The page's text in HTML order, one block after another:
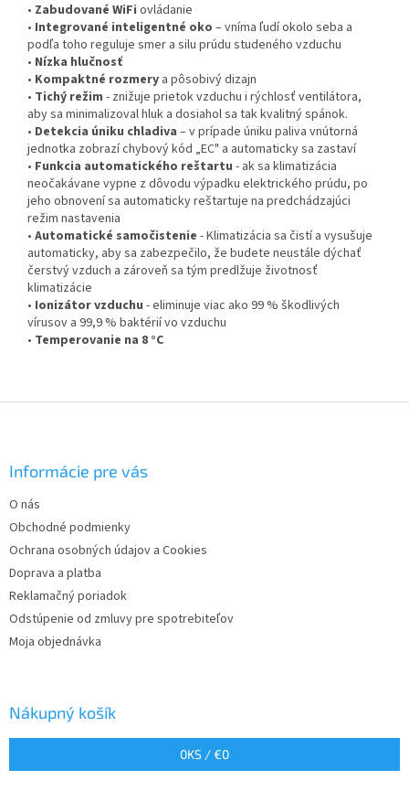
• Zabudované WiFi ovládanie
• Integrované inteligentné oko – vníma ľudí okolo seba a
podľa toho reguluje smer a silu prúdu studeného vzduchu
• Nízka hlučnosť
• Kompaktné rozmery a pôsobivý dizajn
• Tichý režim - znižuje prietok vzduchu i rýchlosť ventilátora,
aby sa minimalizoval hluk a dosiahol sa tak kvalitný spánok.
• Detekcia úniku chladiva – v prípade úniku paliva vnútorná
jednotka zobrazí chybový kód „EC" a automaticky sa zastaví
• Funkcia automatického reštartu - ak sa klimatizácia
neočakávane vypne z dôvodu výpadku elektrického prúdu, po
jeho obnovení sa automaticky reštartuje na predchádzajúci
režim nastavenia
• Automatické samočistenie - Klimatizácia sa čistí a vysušuje
automaticky, aby sa zabezpečilo, že budete neustále dýchať
čerstvý vzduch a zároveň sa tým predlžuje životnosť
klimatizácie
• Ionizátor vzduchu - eliminuje viac ako 99 % škodlivých
vírusov a 99,9 % baktérií vo vzduchu
• Temperovanie na 8 °C
Informácie pre vás
O nás
Obchodné podmienky
Ochrana osobných údajov a Cookies
Doprava a platba
Reklamačný poriadok
Odstúpenie od zmluvy pre spotrebiteľov
Moja objednávka
Nákupný košík
0KS /€0